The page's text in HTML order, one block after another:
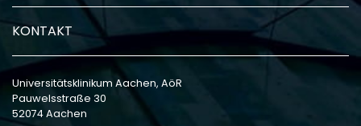
KONTAKT
Universitätsklinikum Aachen, AöR
Pauwelsstraße 30
52074 Aachen